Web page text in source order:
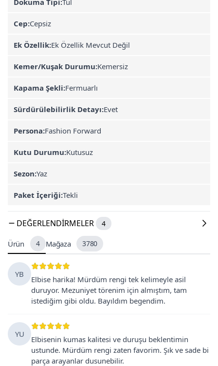
Cep:Cepsiz
Ek Özellik:Ek Özellik Mevcut Değil
Kemer/Kuşak Durumu:Kemersiz
Kapama Şekli:Fermuarlı
Sürdürülebilirlik Detayı:Evet
Persona:Fashion Forward
Kutu Durumu:Kutusuz
Sezon:Yaz
Paket İçeriği:Tekli
DEĞERLENDIRMELER 4
Ürün 4 Mağaza 3780
YB
Elbise harika! Mürdüm rengi tek kelimeyle asil
duruyor. Mezuniyet törenim için almıştım, tam
istediğim gibi oldu. Bayıldım begendim.
YU
Elbisenin kumas kalitesi ve duruşu beklentimin
ustunde. Mürdüm rengi zaten favorim. Şık ve sade bi
parça arayanlar dusunebilir.